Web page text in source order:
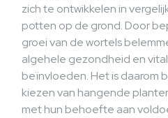
zich te ontwikkelen in
potten op de grond. Door
groei van de wortels
algehele gezondheid en
beïnvloeden. Het is daarom
kiezen van hangende
met hun behoefte aan